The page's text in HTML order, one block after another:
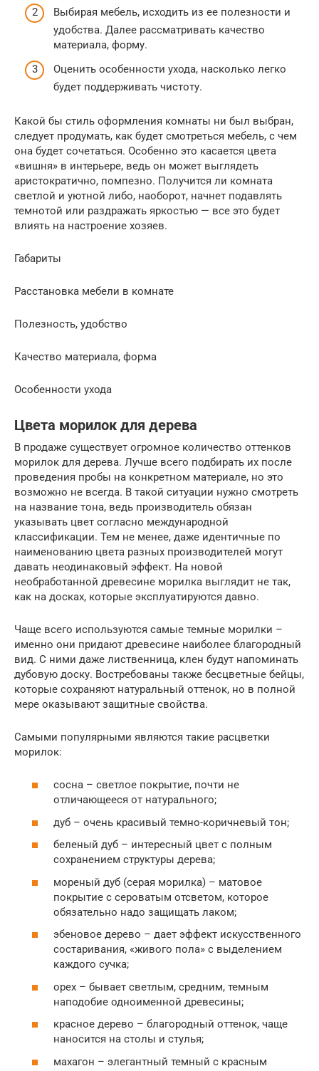
Выбирая мебель, исходить из ее полезности и
удобства. Далее рассматривать качество
материала, форму.
Оценить особенности ухода, насколько легко
будет поддерживать чистоту.
Какой бы стиль оформления комнаты ни был выбран,
следует продумать, как будет смотреться мебель, с чем
она будет сочетаться. Особенно это касается цвета
«вишня» в интерьере, ведь он может выглядеть
аристократично, помпезно. Получится ли комната
светлой и уютной либо, наоборот, начнет подавлять
темнотой или раздражать яркостью — все это будет
влиять на настроение хозяев.
Габариты
Расстановка мебели в комнате
Полезность, удобство
Качество материала, форма
Особенности ухода
Цвета морилок для дерева
В продаже существует огромное количество оттенков
морилок для дерева. Лучше всего подбирать их после
проведения пробы на конкретном материале, но это
возможно не всегда. В такой ситуации нужно смотреть
на название тона, ведь производитель обязан
указывать цвет согласно международной
классификации. Тем не менее, даже идентичные по
наименованию цвета разных производителей могут
давать неодинаковый эффект. На новой
необработанной древесине морилка выглядит не так,
как на досках, которые эксплуатируются давно.
Чаще всего используются самые темные морилки –
именно они придают древесине наиболее благородный
вид. С ними даже лиственница, клен будут напоминать
дубовую доску. Востребованы также бесцветные бейцы,
которые сохраняют натуральный оттенок, но в полной
мере оказывают защитные свойства.
Самыми популярными являются такие расцветки
морилок:
сосна – светлое покрытие, почти не
отличающееся от натурального;
дуб – очень красивый темно-коричневый тон;
беленый дуб – интересный цвет с полным
сохранением структуры дерева;
мореный дуб (серая морилка) – матовое
покрытие с сероватым отсветом, которое
обязательно надо защищать лаком;
эбеновое дерево – дает эффект искусственного
состаривания, «живого пола» с выделением
каждого сучка;
орех – бывает светлым, средним, темным
наподобие одноименной древесины;
красное дерево – благородный оттенок, чаще
наносится на столы и стулья;
махагон – элегантный темный с красным